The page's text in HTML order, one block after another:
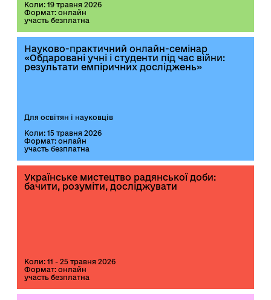
Коли: 19 травня 2026
Формат: онлайн
участь безплатна
Науково-практичний онлайн-семінар
«Обдаровані учні і студенти під час війни:
результати емпіричних досліджень»
Для освітян і науковців
Коли: 15 травня 2026
Формат: онлайн
участь безплатна
Українське мистецтво радянської доби:
бачити, розуміти, досліджувати
Коли: 11 - 25 травня 2026
Формат: онлайн
участь безплатна